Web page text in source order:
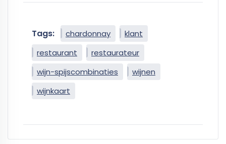
Tags: chardonnay
klant
restaurant
restaurateur
wijn-spijscombinaties
wijnen
wijnkaart